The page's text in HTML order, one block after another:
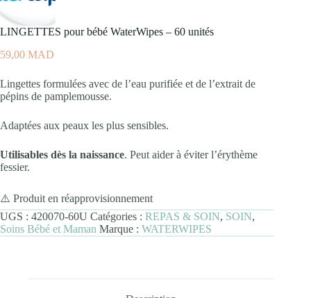
LINGETTES pour bébé WaterWipes – 60 unités
59,00 MAD
Lingettes formulées avec de l’eau purifiée et de l’extrait de
pépins de pamplemousse.
Adaptées aux peaux les plus sensibles.
Utilisables dès la naissance. Peut aider à éviter l’érythème
fessier.
⚠️ Produit en réapprovisionnement
UGS : 420070-60U Catégories : REPAS & SOIN, SOIN,
Soins Bébé et Maman Marque : WATERWIPES